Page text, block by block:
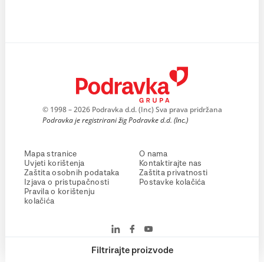
Filtrirajte proizvode
© 1998 – 2026 Podravka d.d. (Inc) Sva prava pridržana
Podravka je registrirani žig Podravke d.d. (Inc.)
Mapa stranice
Uvjeti korištenja
Zaštita osobnih podataka
Izjava o pristupačnosti
Pravila o korištenju
kolačića
O nama
Kontaktirajte nas
Zaštita privatnosti
Postavke kolačića